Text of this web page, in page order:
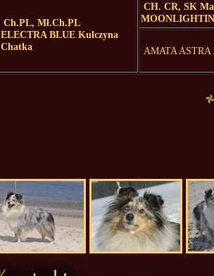
Ch.PL, Mł.Ch.PL
ELECTRA BLUE Kulczyna
Chatka
CH. CR, SK
AMATA ASTRA